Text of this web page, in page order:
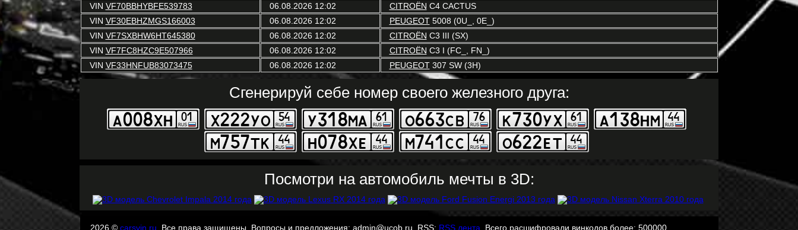
VIN VF70BBHYBFE539783 06.08.2026 12:02 CITROËN C4 CACTUS
VIN VF30EBHZMGS166003 06.08.2026 12:02 PEUGEOT5008 (0U_, 0E_)
VIN VF7SXBHW6HT645380 06.08.2026 12:02 CITROËN C3 III (SX)
VIN VF7FC8HZC9E507966 06.08.2026 12:02 CITROËN C3 I (FC_, FN_)
VIN VF33HNFUB83073475 06.08.2026 12:02 PEUGEOT307 SW (3H)
Сгенерируй себе номер своего железного друга:
Посмотри на автомобиль мечты в 3D:
2026 © carsvin.ru . Все права защищены. Вопросы и предложения: admin@ucob.ru. RSS: RSS лента . Всего расшифровали винкодов более: 500000.